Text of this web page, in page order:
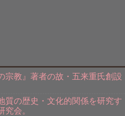
宗教』著者の故・五来重氏創設
質の歴史・文化的関係を研究す
会。